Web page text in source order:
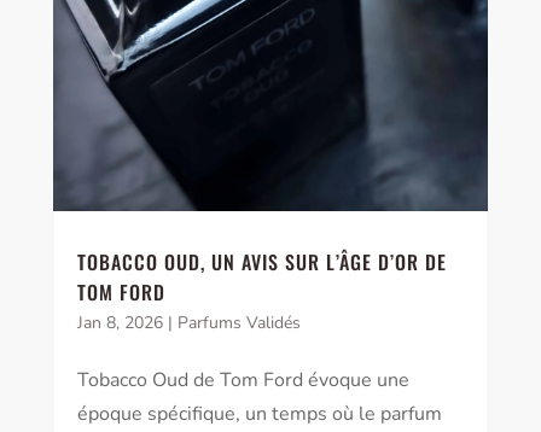
TOBACCO OUD, UN AVIS SUR L’ÂGE D’OR DE
TOM FORD
Jan 8, 2026| Parfums Validés
Tobacco Oud de Tom Ford évoque une
époque spécifique, un temps où le parfum